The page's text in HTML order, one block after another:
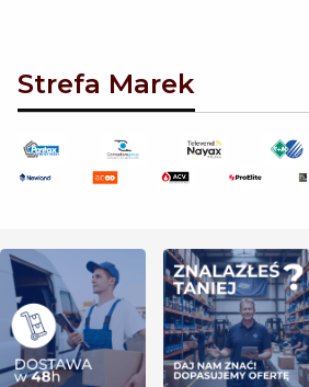
Strefa Marek